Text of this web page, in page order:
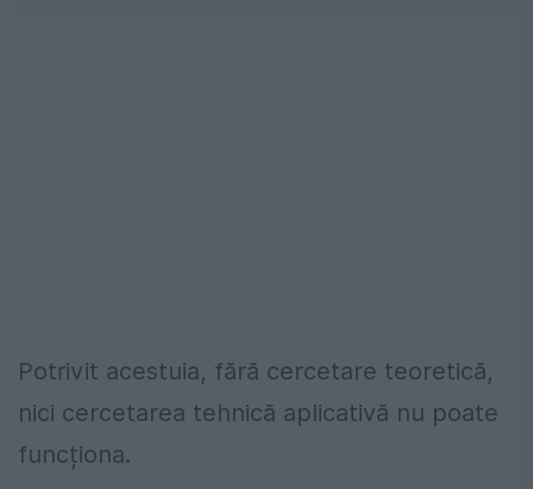
Potrivit acestuia, fără cercetare teoretică,
nici cercetarea tehnică aplicativă nu poate
funcționa.